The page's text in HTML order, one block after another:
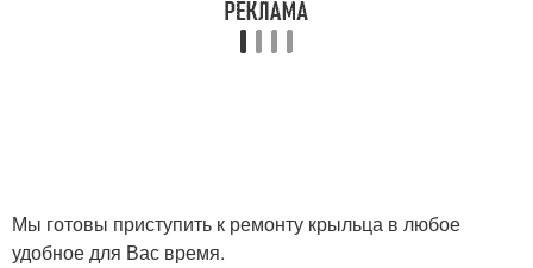
Мы готовы приступить к ремонту крыльца в любое
удобное для Вас время.